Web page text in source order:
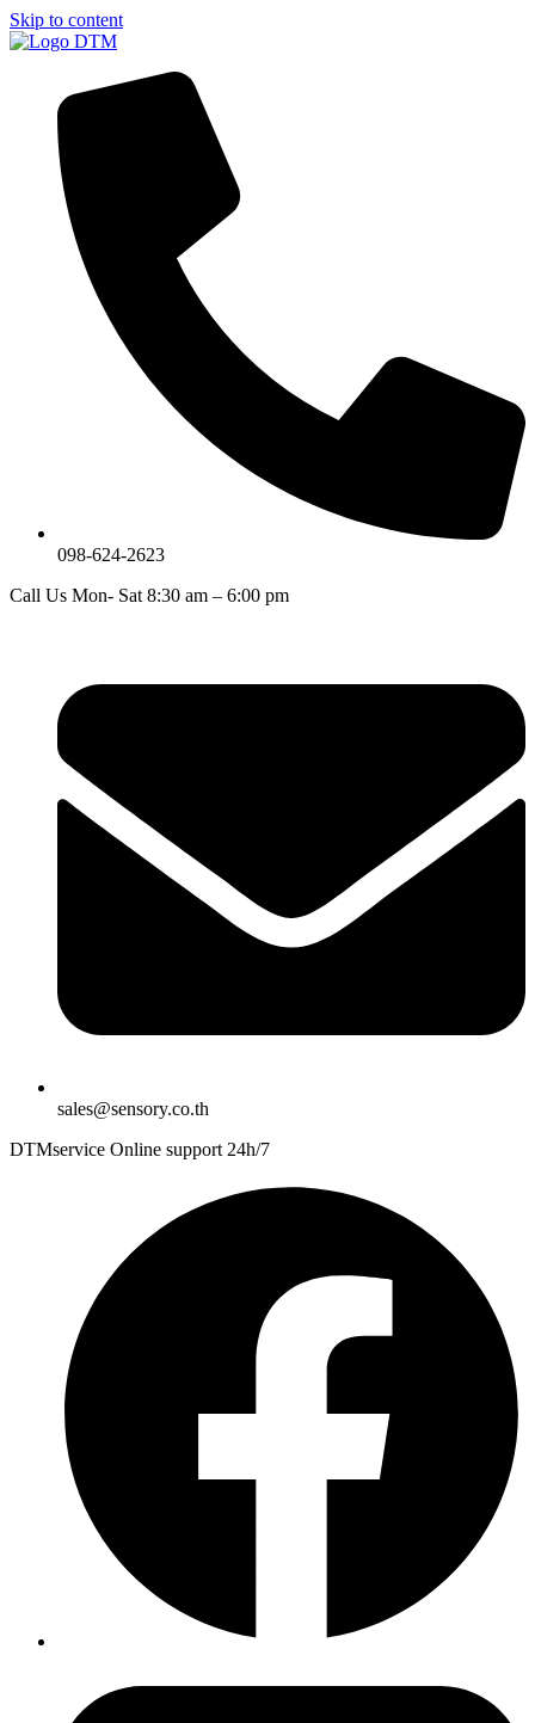
Skip to content
098-624-2623
Call Us Mon- Sat 8:30 am – 6:00 pm
sales@sensory.co.th
DTMservice Online support 24h/7